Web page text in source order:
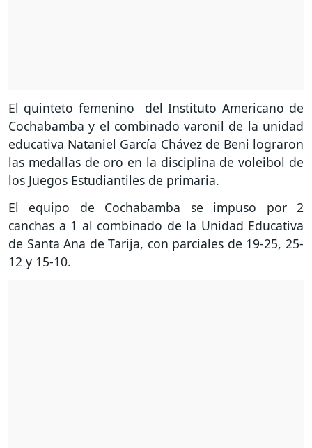
El quinteto femenino del Instituto Americano de
Cochabamba y el combinado varonil de la unidad
educativa Nataniel García Chávez de Beni lograron
las medallas de oro en la disciplina de voleibol de
los Juegos Estudiantiles de primaria.
El equipo de Cochabamba se impuso por 2
canchas a 1 al combinado de la Unidad Educativa
de Santa Ana de Tarija, con parciales de 19-25, 25-
12 y 15-10.